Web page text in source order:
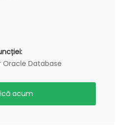
Database
acum